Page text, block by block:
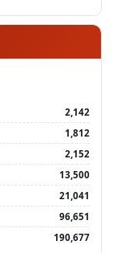
1,812
2,152
13,500
21,041
96,651
190,677